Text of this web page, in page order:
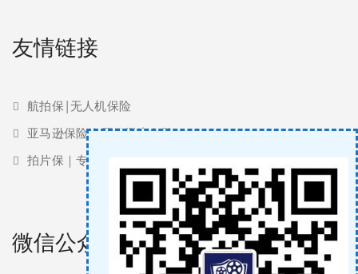
友情链接
航拍保|无人机保险
亚马逊保险 | 亚马逊责任险
拍片保｜专业影视保险服务商
微信公众号